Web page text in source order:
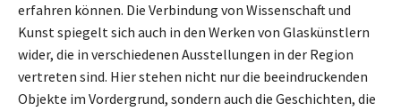
erfahren können. Die Verbindung von Wissenschaft und
Kunst spiegelt sich auch in den Werken von Glaskünstlern
wider, die in verschiedenen Ausstellungen in der Region
vertreten sind. Hier stehen nicht nur die beeindruckenden
Objekte im Vordergrund, sondern auch die Geschichten, die